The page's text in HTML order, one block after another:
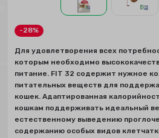
-28%
Для удовлетворения всех
которым необходимо
питание. FIT 32 содержит нужное
питательных веществ для
кошек. Адаптированная
кошкам поддерживать идеальный
естественному выведению
содержанию особых видов